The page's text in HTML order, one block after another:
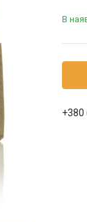
В
+380